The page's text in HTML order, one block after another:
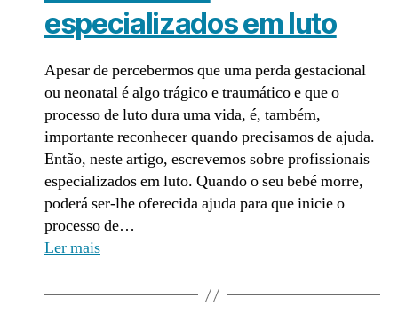
especializados em luto
Apesar de percebermos que uma perda gestacional
ou neonatal é algo trágico e traumático e que o
processo de luto dura uma vida, é, também,
importante reconhecer quando precisamos de ajuda.
Então, neste artigo, escrevemos sobre profissionais
especializados em luto. Quando o seu bebé morre,
poderá ser-lhe oferecida ajuda para que inicie o
processo de…
Ler mais